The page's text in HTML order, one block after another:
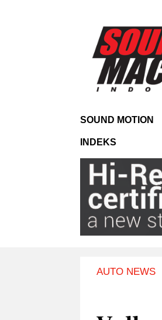
SOUND MOTION
INDEKS
AUTO NEWS